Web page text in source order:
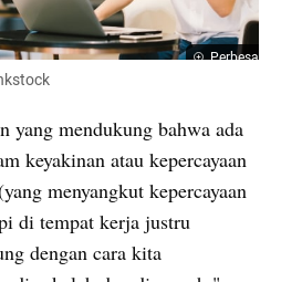
Perbesar
yang mendukung bahwa ada
keyakinan atau kepercayaan
menyangkut kepercayaan
di tempat kerja justru
dengan cara kita